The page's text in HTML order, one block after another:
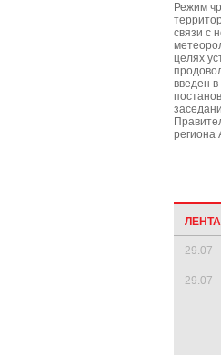
Режим
связи с
целях
введен
региона
29.07
29.07